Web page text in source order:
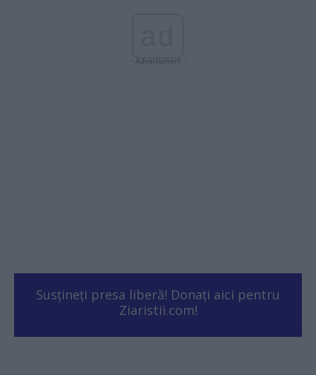
- Advertisment -
Susțineți presa liberă! Donați aici pentru
Ziaristii.com!